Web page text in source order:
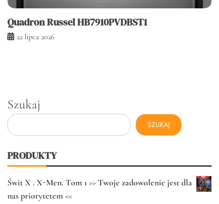
Quadron Russel HB7910PVDBST1
22 lipca 2026
Szukaj
SZUKAJ
PRODUKTY
Świt X . X-Men. Tom 1 >> Twoje zadowolenie jest dla
nas priorytetem <<